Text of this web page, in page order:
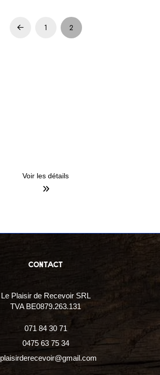
Prev 1 2
Voir les détails
contact
Le Plaisir de Recevoir SRL
TVA BE0879.263.131
071 84 30 71
0475 63 75 34